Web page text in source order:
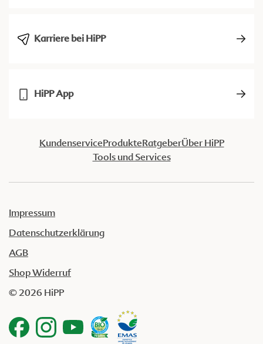
Karriere bei HiPP
HiPP App
KundenserviceProdukteRatgeberÜber HiPP
Tools und Services
Impressum
Datenschutzerklärung
AGB
Shop Widerruf
© 2026 HiPP